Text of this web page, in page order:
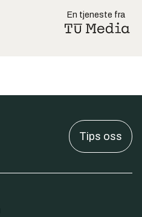
En tjeneste fra
Tips oss